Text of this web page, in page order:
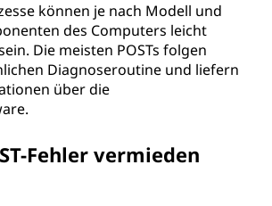
können je nach Modell und
des Computers leicht
Die meisten POSTs folgen
Diagnoseroutine und liefern
über die
Fehler vermieden